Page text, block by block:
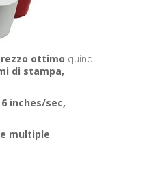
ottimo quindi
di stampa,
inches/sec,
multiple